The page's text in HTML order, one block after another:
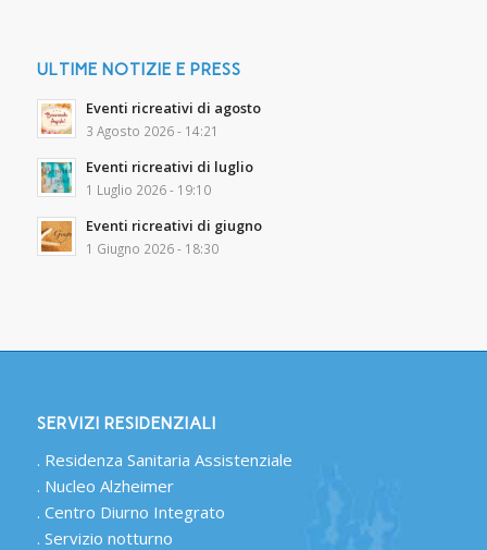
ULTIME NOTIZIE E PRESS
Eventi ricreativi di agosto
3 Agosto 2026 - 14:21
Eventi ricreativi di luglio
1 Luglio 2026 - 19:10
Eventi ricreativi di giugno
1 Giugno 2026 - 18:30
SERVIZI RESIDENZIALI
. Residenza Sanitaria Assistenziale
. Nucleo Alzheimer
. Centro Diurno Integrato
. Servizio notturno